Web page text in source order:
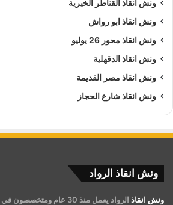
ونش انقاذ القناطر الخيرية
ونش انقاذ ابو رواش
ونش انقاذ محور 26 يوليو
ونش انقاذ الدقهلية
ونش انقاذ مصر القديمة
ونش انقاذ شارع الحجاز
ونش انقاذ الرواد
ونش انقاذ الرواد يعمل منذ 30 عام ومتخصصون في